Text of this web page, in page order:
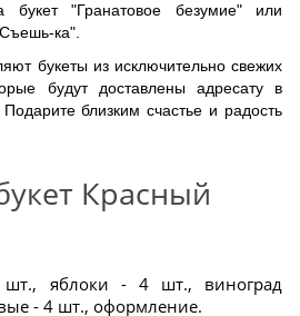
букет "Гранатовое безумие" или
ка".
букеты из исключительно свежих
будут доставлены адресату в
близким счастье и радость
Красный
яблоки - 4 шт., виноград
- 4 шт., оформление.